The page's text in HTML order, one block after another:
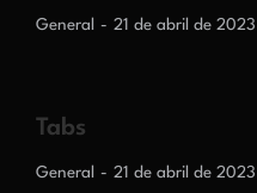
General 21 de abril de 2023
Tabs
General 21 de abril de 2023